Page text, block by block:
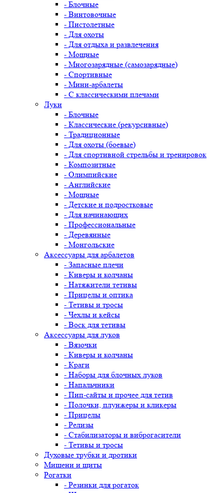
- Блочные
- Винтовочные
- Пистолетные
- Для охоты
- Для отдыха и развлечения
- Мощные
- Многозарядные (самозарядные)
- Спортивные
- Мини-арбалеты
- С классическими плечами
Луки
- Блочные
- Классические (рекурсивные)
- Традиционные
- Для охоты (боевые)
- Для спортивной стрельбы и тренировок
- Композитные
- Олимпийские
- Английские
- Мощные
- Детские и подростковые
- Для начинающих
- Профессиональные
- Деревянные
- Монгольские
Аксессуары для арбалетов
- Запасные плечи
- Киверы и колчаны
- Натяжители тетивы
- Прицелы и оптика
- Тетивы и тросы
- Чехлы и кейсы
- Воск для тетивы
Аксессуары для луков
- Вязочки
- Киверы и колчаны
- Краги
- Наборы для блочных луков
- Напальчники
- Пип-сайты и прочее для тетив
- Полочки, плунжеры и кликеры
- Прицелы
- Релизы
- Стабилизаторы и виброгасители
- Тетивы и тросы
Духовые трубки и дротики
Мишени и щиты
Рогатки
- Резинки для рогаток